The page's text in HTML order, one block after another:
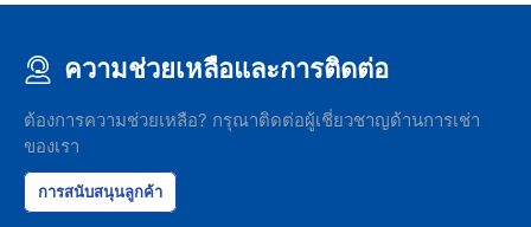
ความช่วยเหลือและการติดต่อ
ต้องการความช่วยเหลือ? กรุณาติดต่อผู้เชี่ยวชาญด้านการเช่า
ของเรา
การสนับสนุนลูกค้า